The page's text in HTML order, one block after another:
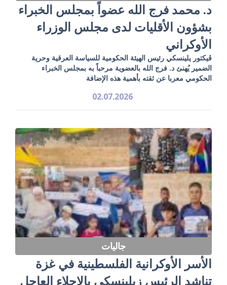
د. محمد فرج الله عضواً بمجلس الخبراء
بشؤون الأقليات لدى مجلس الوزراء
الأوكراني
ڤيكتور يلينسكي رئيس الهيئة الحكومية للسياسة العرقية وحرية
الضمير يُهنئ د. فرج الله بالعضوية مرحباً به بمجلس الخبراء
الحكومي معربا عن ثقته بأهمية هذه الإضافة
02.07.2026
جاليات
الأسر الأوكرانية الفلسطينية في غزة
تناشد الرئيس زيلينسكي بالإجلاء العاجل